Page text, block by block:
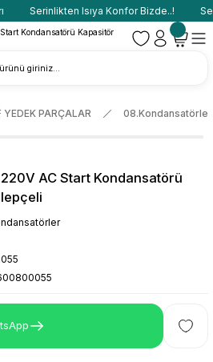
Serinlikten Isıya Konfor Bizde..!
YEDEK PARÇALAR 08.Kondansatörler
AC Start Kondansatörü